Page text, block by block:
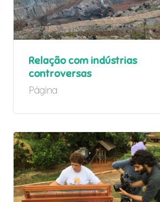
Relação com indústrias
controversas
Página